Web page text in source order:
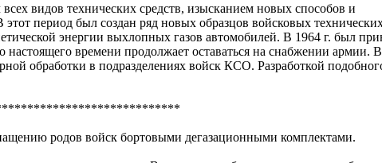
видов технических средств, изысканием новых способов и
период был создан ряд новых образцов войсковых
энергии выхлопных газов автомобилей. В 1964 г. был
времени продолжает оставаться на снабжении армии. В
обработки в подразделениях войск КСО. Разработкой
родов войск бортовыми дегазационными комплектами.